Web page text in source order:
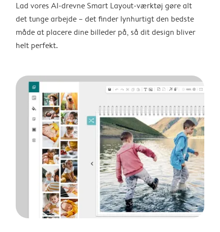
Lad vores AI-drevne Smart Layout-værktøj gøre alt
det tunge arbejde – det finder lynhurtigt den bedste
måde at placere dine billeder på, så dit design bliver
helt perfekt.